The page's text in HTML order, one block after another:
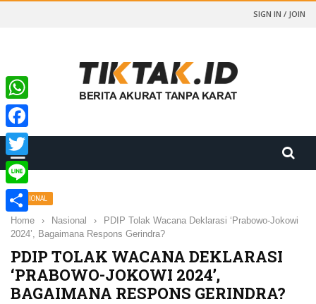
SIGN IN / JOIN
NASIONAL
Home › Nasional ›
PDIP Tolak Wacana Deklarasi ‘Prabowo-Jokowi
2024’, Bagaimana Respons Gerindra?
PDIP TOLAK WACANA DEKLARASI
‘PRABOWO-JOKOWI 2024’,
BAGAIMANA RESPONS GERINDRA?
WhatsApp
Facebook
Twitter
Line
Share